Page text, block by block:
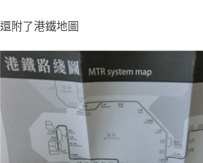
還附了港鐵地圖